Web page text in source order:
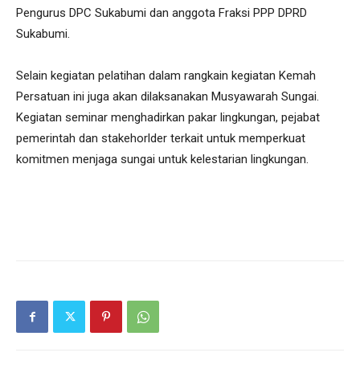
Pengurus DPC Sukabumi dan anggota Fraksi PPP DPRD
Sukabumi.
Selain kegiatan pelatihan dalam rangkain kegiatan Kemah
Persatuan ini juga akan dilaksanakan Musyawarah Sungai.
Kegiatan seminar menghadirkan pakar lingkungan, pejabat
pemerintah dan stakehorlder terkait untuk memperkuat
komitmen menjaga sungai untuk kelestarian lingkungan.